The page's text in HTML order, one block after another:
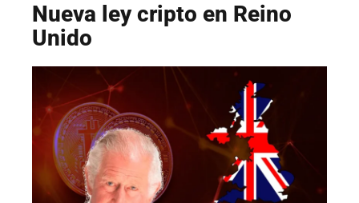
Nueva ley cripto en Reino
Unido